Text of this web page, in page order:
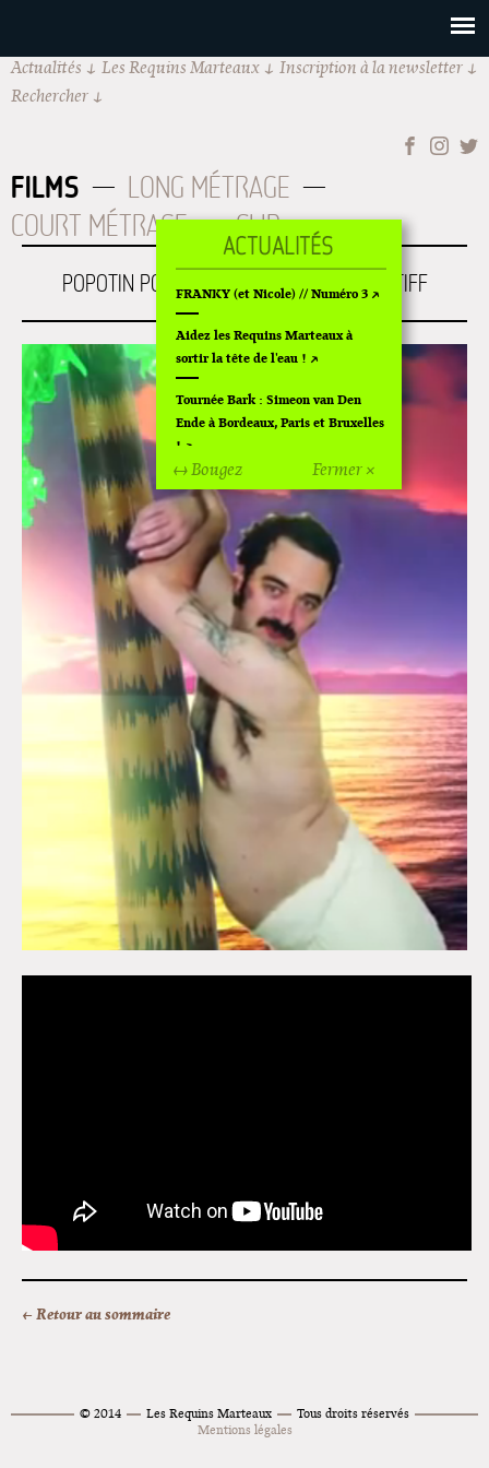
Actualités Les Requins Marteaux
Inscription à la newsletter
Rechercher
FILMS
LONG MÉTRAGE
COURT MÉTRAGE
CLIP
POPOTIN POT DE VIN // FRANKY VS DJ STIFF
← Retour au sommaire
© 2014 Les Requins Marteaux
Tous droits réservés
Mentions légales
Fermer ×
↔ Bougez
FRANKY (et Nicole) // Numéro 3
Aidez les Requins Marteaux à
sortir la tête de l'eau !
Tournée Bark : Simeon van Den
Ende à Bordeaux, Paris et Bruxelles
!
Off Of Off d'Angoulême 2024
Superette de noël à Pola
L'exposition de Fungirl à
Montpellier !
Lancements de "Ras le bol" de
Cardon
Exposition "Fungirl : Funeral
Home" à Colomiers
Tournée "Vulva Viking" : Elizabeth
Pich à Paris et Vincennes !
Dédicace de Gwénola Carrère à
Bruxelles